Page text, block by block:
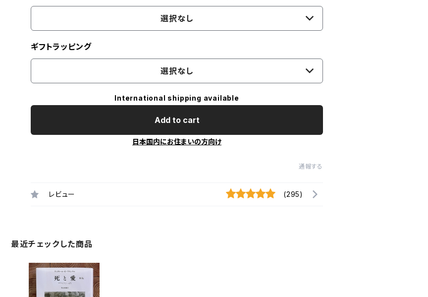
選択なし
ギフトラッピング
選択なし
International shipping available
Add to cart
日本国内にお住まいの方向け
通報する
レビュー (295)
最近チェックした商品